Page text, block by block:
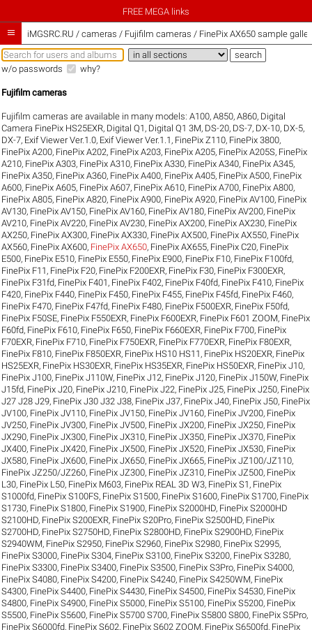
FREE MEGA links
 iMGSRC.RU / cameras / Fujifilm cameras / FinePix AX650 sample
w/o passwords why?
Fujifilm cameras
Fujifilm cameras are available in many models:A100,A850,A860, Digital
Camera FinePix HS25EXR, Digital Q1 , Digital Q1 3M, DS-20, DS-7, DX-10, DX-5,
DX-7, Exif Viewer Ver.1.0, Exif Viewer Ver.1.1 , FinePix Z110, FinePix 3800,
FinePix A200, FinePix A202, FinePix A203, FinePix A205, FinePix A205S, FinePix
A210, FinePix A303, FinePix A310, FinePix A330, FinePix A340, FinePix A345,
FinePix A350, FinePix A360, FinePix A400, FinePix A405, FinePix A500, FinePix
A600, FinePix A605, FinePix A607, FinePix A610, FinePix A700, FinePix A800,
FinePix A805, FinePix A820, FinePix A900, FinePix A920, FinePix AV100, FinePix
AV130, FinePix AV150, FinePix AV160, FinePix AV180, FinePix AV200, FinePix
AV210, FinePix AV220, FinePix AV230, FinePix AX200, FinePix AX230, FinePix
AX250, FinePix AX300, FinePix AX330, FinePix AX500, FinePix AX550, FinePix
AX560, FinePix AX600, FinePix AX650, FinePix AX655, FinePix C20, FinePix
E500, FinePix E510, FinePix E550, FinePix E900, FinePix F10, FinePix F100fd,
FinePix F11 , FinePix F20, FinePix F200EXR, FinePix F30, FinePix F300EXR,
FinePix F31fd, FinePix F401 , FinePix F402, FinePix F40fd, FinePix F410, FinePix
F420, FinePix F440, FinePix F450, FinePix F455, FinePix F45fd, FinePix F460,
FinePix F470, FinePix F47fd, FinePix F480, FinePix F500EXR, FinePix F50fd,
FinePix F50SE, FinePix F550EXR, FinePix F600EXR, FinePix F601 ZOOM, FinePix
F60fd, FinePix F610, FinePix F650, FinePix F660EXR, FinePix F700, FinePix
F70EXR, FinePix F710, FinePix F750EXR, FinePix F770EXR, FinePix F80EXR,
FinePix F810, FinePix F850EXR, FinePix HS10 HS11 , FinePix HS20EXR, FinePix
HS25EXR, FinePix HS30EXR, FinePix HS35EXR, FinePix HS50EXR, FinePix J10,
FinePix J100, FinePix J110W, FinePix J12, FinePix J120, FinePix J150W, FinePix
J15fd, FinePix J20, FinePix J210, FinePix J22, FinePix J25, FinePix J250, FinePix
J27 J28 J29, FinePix J30 J32 J38, FinePix J37, FinePix J40, FinePix J50, FinePix
JV100, FinePix JV110, FinePix JV150, FinePix JV160, FinePix JV200, FinePix
JV250, FinePix JV300, FinePix JV500, FinePix JX200, FinePix JX250, FinePix
JX290, FinePix JX300, FinePix JX310, FinePix JX350, FinePix JX370, FinePix
JX400, FinePix JX420, FinePix JX500, FinePix JX520, FinePix JX530, FinePix
JX580, FinePix JX600, FinePix JX650, FinePix JX665, FinePix JZ100/JZ110,
FinePix JZ250/JZ260, FinePix JZ300, FinePix JZ310, FinePix JZ500, FinePix
L30, FinePix L50, FinePix M603, FinePix REAL 3D W3, FinePix S1 , FinePix
S1000fd, FinePix S100FS, FinePix S1500, FinePix S1600, FinePix S1700, FinePix
S1730, FinePix S1800, FinePix S1900, FinePix S2000HD, FinePix S2000HD
S2100HD, FinePix S200EXR, FinePix S20Pro, FinePix S2500HD, FinePix
S2700HD, FinePix S2750HD, FinePix S2800HD, FinePix S2900HD, FinePix
S2940WM, FinePix S2950, FinePix S2960, FinePix S2980, FinePix S2995,
FinePix S3000, FinePix S304, FinePix S3100, FinePix S3200, FinePix S3280,
FinePix S3300, FinePix S3400, FinePix S3500, FinePix S3Pro, FinePix S4000,
FinePix S4080, FinePix S4200, FinePix S4240, FinePix S4250WM, FinePix
S4300, FinePix S4400, FinePix S4430, FinePix S4500, FinePix S4530, FinePix
S4800, FinePix S4900, FinePix S5000, FinePix S5100, FinePix S5200, FinePix
S5500, FinePix S5600, FinePix S5700 S700, FinePix S5800 S800, FinePix S5Pro,
FinePix S6000fd, FinePix S602, FinePix S602 ZOOM, FinePix S6500fd, FinePix